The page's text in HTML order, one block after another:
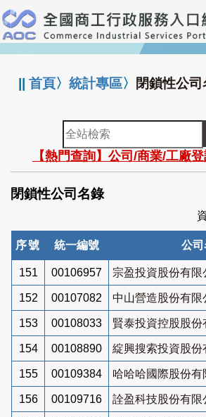
跳
到
主
要
:::
||首頁〉統計專區〉 閉鎖性公
全
站
檢
索
【熱門查詢】公司/商業/工廠
閉鎖性公司名錄
序號 統一編號 公司
151 00106957 宗盈投資股份有限
152 00107082 中山營造股份有限
153 00108033 賢泰投資控股股份
154 00108890 綻興搜索投資股份
155 00109384 哈哈哈國際股份有
156 00109716 詮盈科技股份有限